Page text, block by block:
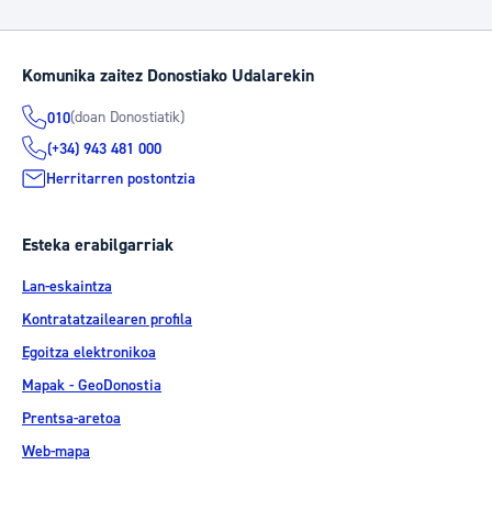
Komunika zaitez Donostiako Udalarekin
010(doan Donostiatik)
(+34) 943 481 000
Herritarren postontzia
Esteka erabilgarriak
Lan-eskaintza
Kontratatzailearen profila
Egoitza elektronikoa
Mapak - GeoDonostia
Prentsa-aretoa
Web-mapa